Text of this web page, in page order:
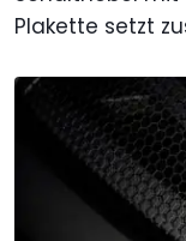
Plakette setzt